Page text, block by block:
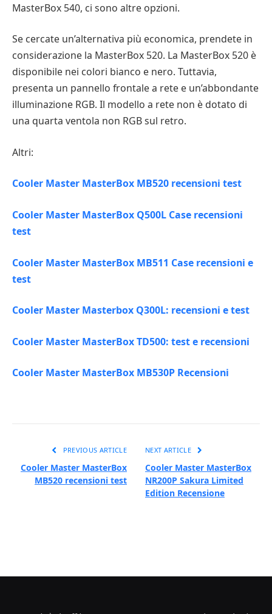
MasterBox 540, ci sono altre opzioni.
Se cercate un’alternativa più economica, prendete in
considerazione la MasterBox 520. La MasterBox 520 è
disponibile nei colori bianco e nero. Tuttavia,
presenta un pannello frontale a rete e un’abbondante
illuminazione RGB. Il modello a rete non è dotato di
una quarta ventola non RGB sul retro.
Altri:
Cooler Master MasterBox MB520 recensioni test
Cooler Master MasterBox Q500L Case recensioni
test
Cooler Master MasterBox MB511 Case recensioni e
test
Cooler Master Masterbox Q300L: recensioni e test
Cooler Master MasterBox TD500: test e recensioni
Cooler Master MasterBox MB530P Recensioni
PREVIOUS ARTICLE
Cooler Master MasterBox
MB520 recensioni test
NEXT ARTICLE
Cooler Master MasterBox
NR200P Sakura Limited
Edition Recensione